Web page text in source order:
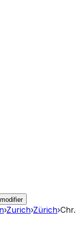
›Zurich›Zürich›Chr.